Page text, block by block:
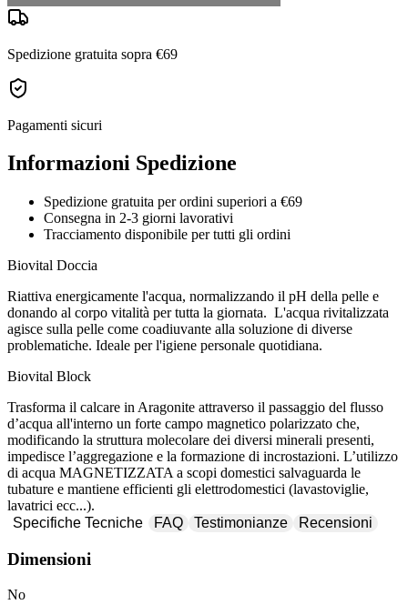
Block
quantità
Spedizione gratuita sopra €69
Pagamenti sicuri
Informazioni Spedizione
Spedizione gratuita per ordini superiori a €69
Consegna in 2-3 giorni lavorativi
Tracciamento disponibile per tutti gli ordini
Biovital Doccia
Riattiva energicamente l'acqua, normalizzando il pH della pelle e
donando al corpo vitalità per tutta la giornata. L'acqua rivitalizzata
agisce sulla pelle come coadiuvante alla soluzione di diverse
problematiche. Ideale per l'igiene personale quotidiana.
Biovital Block
Trasforma il calcare in Aragonite attraverso il passaggio del flusso
d’acqua all'interno un forte campo magnetico polarizzato che,
modificando la struttura molecolare dei diversi minerali presenti,
impedisce l’aggregazione e la formazione di incrostazioni. L’utilizzo
di acqua MAGNETIZZATA a scopi domestici salvaguarda le
tubature e mantiene efficienti gli elettrodomestici (lavastoviglie,
lavatrici ecc...).
Specifiche Tecniche
FAQ Testimonianze Recensioni
Dimensioni
No